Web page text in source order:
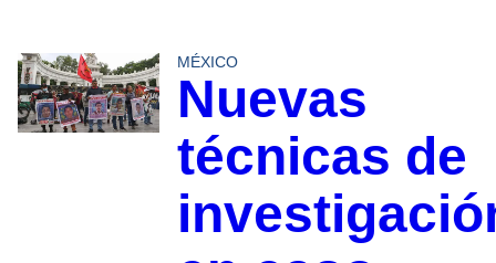
MÉXICO
Nuevas
técnicas de